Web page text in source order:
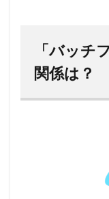
「バッチ
関係は？